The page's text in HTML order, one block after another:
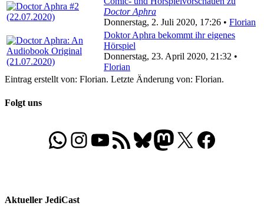
Doctor Aphra
Donnerstag, 2. Juli 2020, 17:26 • Florian
Doktor Aphra bekommt ihr eigenes
Hörspiel
Donnerstag, 23. April 2020, 21:32 •
Florian
Eintrag erstellt von: Florian. Letzte Änderung von: Florian.
Folgt uns
WhatsApp
Folgt uns auf Instagram
Besucht unseren YouTube-Kanal
RSS-FeedBluesky
Folgt uns auf Mastodon
X Folgt uns auf
Aktueller JediCast